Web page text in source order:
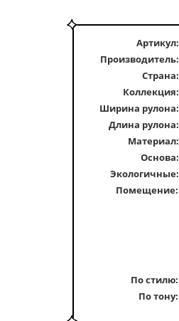
Артикул:
Производитель:
Страна:
Коллекция:
Ширина рулона:
Длина рулона:
Материал:
Основа:
Экологичные:
Помещение
По стилю
По тону